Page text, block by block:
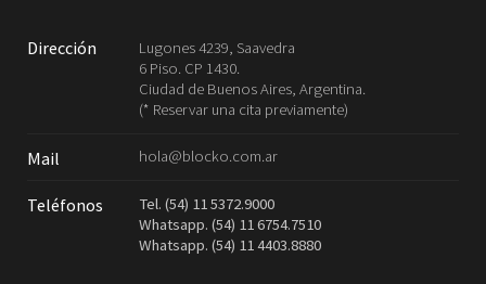
Dirección
Lugones 4239, Saavedra
6 Piso. CP 1430.
Ciudad de Buenos Aires, Argentina.
(* Reservar una cita previamente)
Mail hola@blocko.com.ar
Teléfonos
Tel. (54) 11 5372.9000
Whatsapp. (54) 11 6754.7510
Whatsapp. (54) 11 4403.8880